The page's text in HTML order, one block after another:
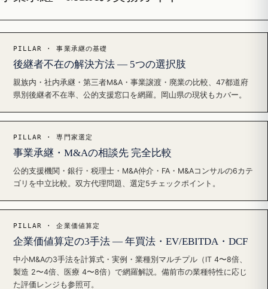
PILLAR · 事業承継の基礎
後継者不在の解決方法 — 5つの選択肢
親族内・社内承継・第三者M&A・事業譲渡・廃業の比較、47都道府
県別後継者不在率、公的支援窓口を網羅。岡山県の現状もカバー。
PILLAR · 専門家選定
事業承継・M&Aの相談先 完全比較
公的支援機関・銀行・税理士・M&A仲介・FA・M&Aコンサルの6カテ
ゴリを中立比較。双方代理問題、選定5チェックポイント。
PILLAR · 企業価値算定
企業価値算定の3手法 — 年買法・EV/EBITDA・DCF
中小M&Aの3手法を計算式・実例・業種別マルチプル（IT 4〜8倍、
製造 2〜4倍、医療 4〜8倍）で網羅解説。備前市の業種特性に応じ
た評価レンジも参照可。